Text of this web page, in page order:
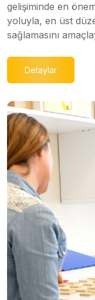
gelişiminde en
yoluyla, en üst
sağlamasını
Detaylar